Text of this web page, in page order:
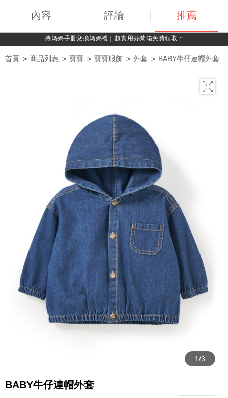
持媽媽手冊兌換媽媽禮｜超實用芬蘭箱免費領取 ~
首頁 商品列表 寶寶 寶寶服飾 外套 BABY牛仔連帽外套
BABY牛仔連帽外套
內容 評論 推薦